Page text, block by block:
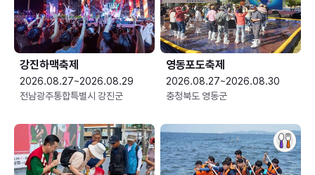
강진하맥축제
2026.08.27~2026.08.29
전남광주통합특별시 강진군
영동포도축제
2026.08.27~2026.08.30
충청북도 영동군